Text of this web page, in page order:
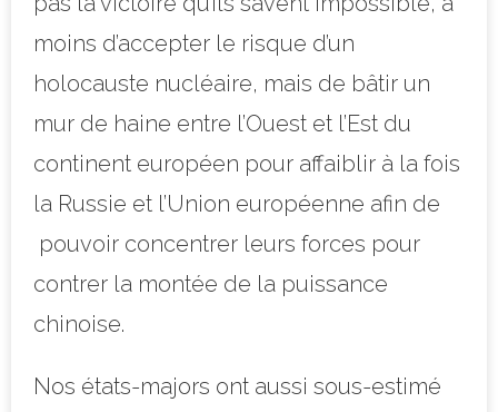
moins d’accepter le risque d’un
holocauste nucléaire, mais de bâtir un
mur de haine entre l’Ouest et l’Est du
continent européen pour affaiblir à la fois
la Russie et l’Union européenne afin de
pouvoir concentrer leurs forces pour
contrer la montée de la puissance
chinoise.
Nos états-majors ont aussi sous-estimé